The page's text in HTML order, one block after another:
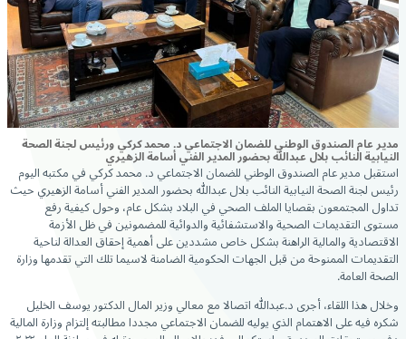
مدير عام الصندوق الوطني للضمان الاجتماعي د. محمد كركي ورئيس لجنة الصحة
النيابية النائب بلال عبدالله بحضور المدير الفني أسامة الزهيري
استقبل مدير عام الصندوق الوطني للضمان الاجتماعي د. محمد كركي في مكتبه اليوم
رئيس لجنة الصحة النيابية النائب بلال عبدالله بحضور المدير الفني أسامة الزهيري حيث
تداول المجتمعون بقصايا الملف الصحي في البلاد بشكل عام، وحول كيفية رفع
مستوى التقديمات الصحية والاستشفائية والدوائية للمضمونين في ظل الأزمة
الاقتصادية والمالية الراهنة بشكل خاص مشددين على أهمية إحقاق العدالة لناحية
التقديمات الممنوحة من قبل الجهات الحكومية الضامنة لاسيما تلك التي تقدمها وزارة
الصحة العامة.
وخلال هذا اللقاء، أجرى د.عبدالله اتصالا مع معالي وزير المال الدكتور يوسف الخليل
شكره فيه على الاهتمام الذي يوليه للضمان الاجتماعي مجددا مطالبته إلتزام وزارة المالية